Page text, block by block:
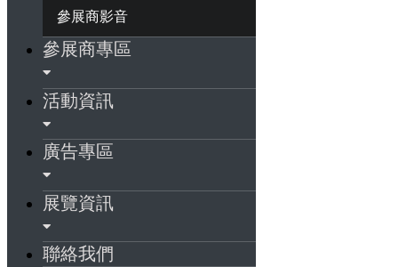
參展商影音
參展商專區
活動資訊
廣告專區
展覽資訊
聯絡我們